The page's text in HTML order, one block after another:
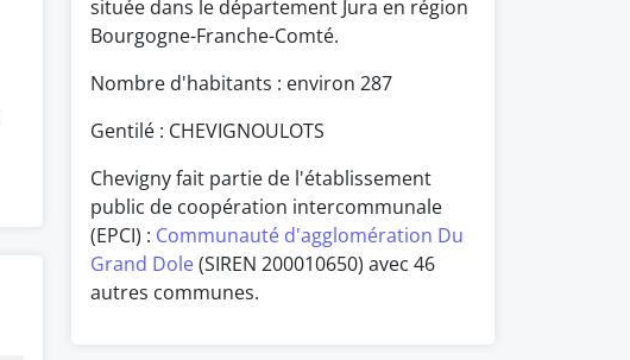
située dans le département Jura en région
Bourgogne-Franche-Comté.
Nombre d'habitants : environ 287
Gentilé : CHEVIGNOULOTS
Chevigny fait partie de l'établissement
public de coopération intercommunale
(EPCI) : Communauté d'agglomération Du
Grand Dole(SIREN 200010650) avec 46
autres communes.